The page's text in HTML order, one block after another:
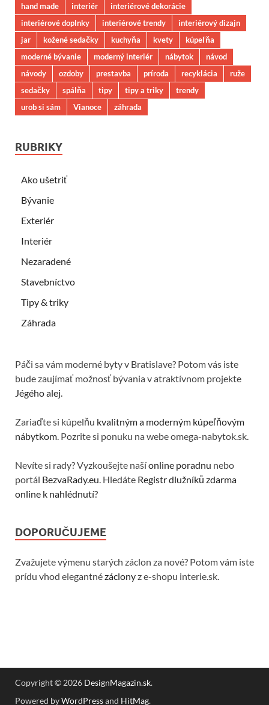
hand made
interiér
interiérové dekorácie
interiérové doplnky
interiérové trendy
interiérový dizajn
jar
kožené sedačky kuchyňa kvety
kúpeľňa
moderné bývanie
moderný interiér nábytok
návod
návody
ozdoby prestavba príroda recyklácia
ruže
sedačky
spálňa tipy tipy a triky
trendy
urob si sám
Vianoce záhrada
RUBRIKY
Ako ušetriť
Bývanie
Exteriér
Interiér
Nezaradené
Stavebníctvo
Tipy & triky
Záhrada
Páči sa vám moderné byty v Bratislave? Potom vás iste
bude zaujímať možnosť bývania v atraktívnom projekte
Jégého alej
Zariaďte si kúpelňu kvalitným a moderným kúpeľňovým
nábytkom . Pozrite si ponuku na webe omega-nabytok.sk.
Nevíte si rady? Vyzkoušejte našíonline poradnu nebo
portál BezvaRady.eu . Hledáte Registr dlužníků zdarma
online k nahlédnutí?
DOPORUČUJEME
Zvažujete výmenu starých záclon za nové? Potom vám iste
prídu vhod elegantnézáclonyz e-shopu interie.sk.
Copyright © 2026 DesignMagazin.sk.
Powered byWordPressand HitMag.